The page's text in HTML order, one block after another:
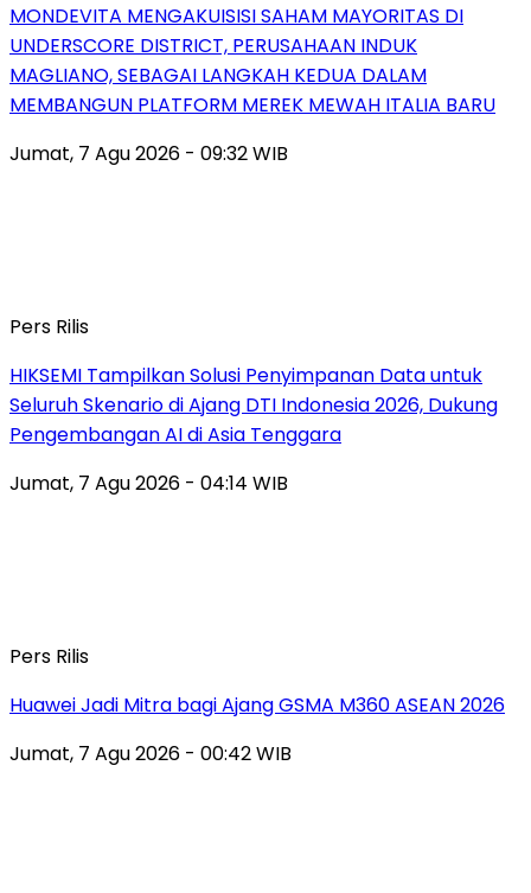
MONDEVITA MENGAKUISISI SAHAM MAYORITAS DI
UNDERSCORE DISTRICT, PERUSAHAAN INDUK
MAGLIANO, SEBAGAI LANGKAH KEDUA DALAM
MEMBANGUN PLATFORM MEREK MEWAH ITALIA BARU
Jumat, 7 Agu 2026 - 09:32 WIB
Pers Rilis
HIKSEMI Tampilkan Solusi Penyimpanan Data untuk
Seluruh Skenario di Ajang DTI Indonesia 2026, Dukung
Pengembangan AI di Asia Tenggara
Jumat, 7 Agu 2026 - 04:14 WIB
Pers Rilis
Huawei Jadi Mitra bagi Ajang GSMA M360 ASEAN 2026
Jumat, 7 Agu 2026 - 00:42 WIB